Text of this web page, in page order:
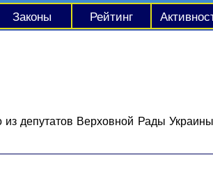
Законы Рейтинг
из депутатов Верховной Рады